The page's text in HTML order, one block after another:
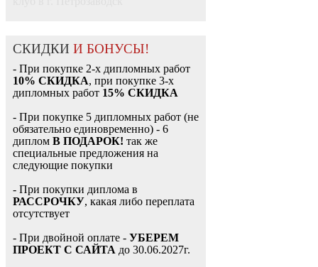
СКИДКИ И БОНУСЫ!
- При покупке 2-х дипломных работ
10% СКИДКА, при покупке 3-х
дипломных работ 15% СКИДКА
- При покупке 5 дипломных работ (не
обязательно единовременно) - 6
диплом В ПОДАРОК! так же
специальные предложения на
следующие покупки
- При покупки диплома в
РАССРОЧКУ, какая либо переплата
отсутствует
- При двойной оплате - УБЕРЕМ
ПРОЕКТ С САЙТА до 30.06.2027г.